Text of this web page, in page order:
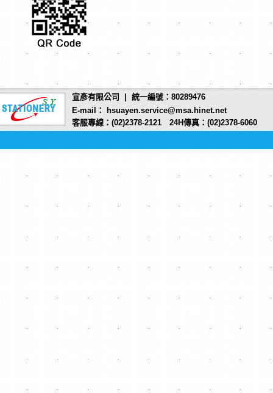
宣彥有限公司 | 統一編號：80289476
E-mail： hsuayen.service@msa.hinet.net
客服專線：(02)2378-2121 24H傳真：(02)2378-6060